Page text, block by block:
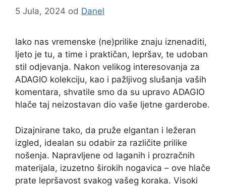
5 Jula, 2024 od Danel
Iako nas vremenske (ne)prilike znaju iznenaditi,
ljeto je tu, a time i praktičan, lepršav, te udoban
stil odjevanja. Nakon velikog interesovanja za
ADAGIO kolekciju, kao i pažljivog slušanja vaših
komentara, shvatile smo da su upravo ADAGIO
hlače taj neizostavan dio vaše ljetne garderobe.
Dizajnirane tako, da pruže elgantan i ležeran
izgled, idealan su odabir za različite prilike
nošenja. Napravljene od laganih i prozračnih
materijala, izuzetno širokih nogavica – ove hlače
prate lepršavost svakog vašeg koraka. Visoki